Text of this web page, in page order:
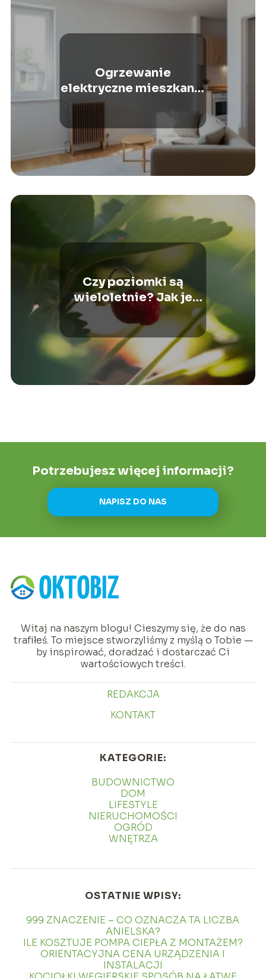
Ogrzewanie
elektryczne mieszkania
50m2 – koszty i
Czy poziomki są
wieloletnie? Jak je
sadzić i pielęgnować?
Potrzebujesz więcej informacji?
NAPISZ DO NAS
Witaj na naszym blogu! Cieszymy się, że do nas
trafiłeś. To miejsce stworzyliśmy z myślą o Tobie —
by inspirować, doradzać i dostarczać Ci
wartościowych treści.
REDAKCJA
KONTAKT
KATEGORIE:
BUDOWNICTWO
DOM
LIFESTYLE
NIERUCHOMOŚCI
OGRÓD
WNĘTRZA
OSTATNIE WPISY:
999 ZNACZENIE – CO OZNACZA TA LICZBA
ANIELSKA?
ILE KOSZTUJE POMPA CIEPŁA Z MONTAŻEM?
ORIENTACYJNA CENA URZĄDZENIA I
INSTALACJI